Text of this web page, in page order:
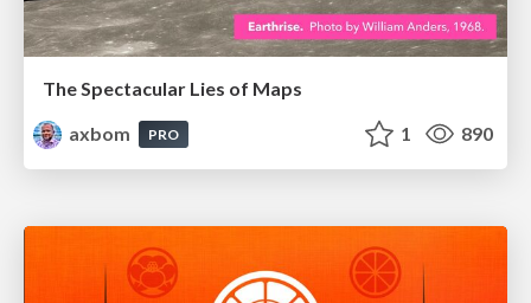
The Spectacular Lies of Maps
axbom
PRO 1 890